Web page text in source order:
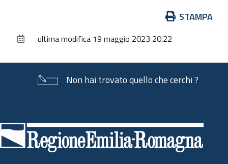
documento
STAMPA
ultima modifica 19 maggio 2023 20:22
Non hai trovato quello che cerchi ?
di
pagina